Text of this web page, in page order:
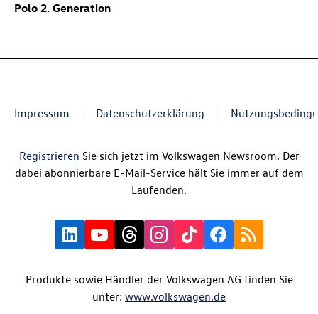
Polo 2. Generation
Impressum Datenschutzerklärung
Registrieren Sie sich jetzt im Volkswagen Newsroom. Der
dabei abonnierbare E-Mail-Service hält Sie immer auf dem
Laufenden.
Produkte sowie Händler der Volkswagen AG finden Sie
unter: www.volkswagen.de